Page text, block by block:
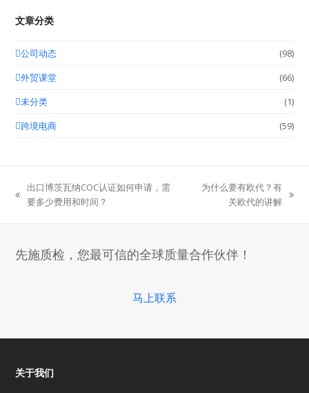
文章分类
公司动态
(98)
外贸课堂
(66)
未分类
(1)
跨境电商
(59)
previous
出口博茨瓦纳COC认证如何申请，需
要多少费用和时间？
为什么要有欧代？有
关欧代的讲解
先施质检，您最可信的全球质量合作伙伴！
马上联系
关于我们